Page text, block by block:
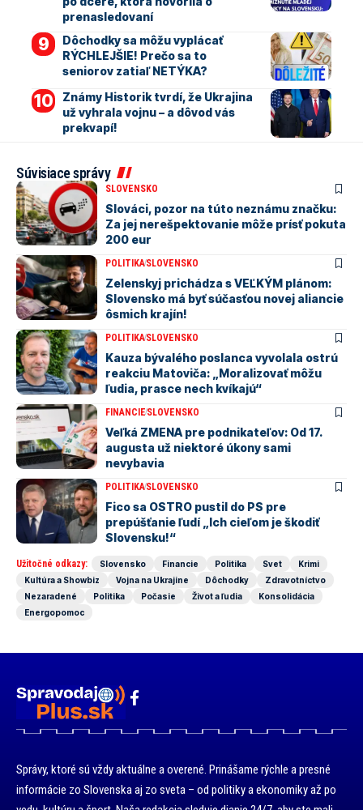
prenasledovaní
Dôchodky sa môžu vyplácať
RÝCHLEJŠIE! Prečo sa to
seniorov zatiaľ NETÝKA?
Známy Historik tvrdí, že Ukrajina
už vyhrala vojnu – a dôvod vás
prekvapí!
Súvisiace správy
SLOVENSKO
Slováci, pozor na túto neznámu značku:
Za jej nerešpektovanie môže prísť pokuta
200 eur
POLITIKASLOVENSKO
Zelenskyj prichádza s VEĽKÝM plánom:
Slovensko má byť súčasťou novej aliancie
ôsmich krajín!
POLITIKASLOVENSKO
Kauza bývalého poslanca vyvolala ostrú
reakciu Matoviča: „Moralizovať môžu
ľudia, prasce nech kvíkajú“
FINANCIESLOVENSKO
Veľká ZMENA pre podnikateľov: Od 17.
augusta už niektoré úkony sami
nevybavia
POLITIKASLOVENSKO
Fico sa OSTRO pustil do PS pre
prepúšťanie ľudí „Ich cieľom je škodiť
Slovensku!“
Užitočné odkazy: Slovensko Financie Politika Svet
Krimi
Kultúra a Showbiz
Vojna na Ukrajine Dôchodky
Zdravotníctvo
Nezaradené
Politika Počasie Život a ľudia
Konsolidácia
Energopomoc
Správy, ktoré sú vždy aktuálne a overené. Prinášame rýchle a presné
informácie zo Slovenska aj zo sveta – od politiky a ekonomiky až po